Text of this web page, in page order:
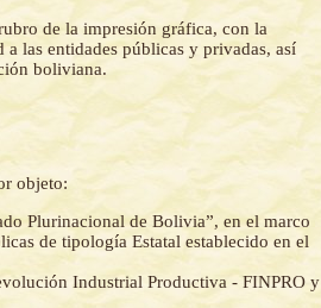
de la impresión gráfica, con la
las entidades públicas y privadas, así
boliviana.
objeto:
Plurinacional de Bolivia”, en el marco
de tipología Estatal establecido en el
Industrial Productiva - FINPRO y